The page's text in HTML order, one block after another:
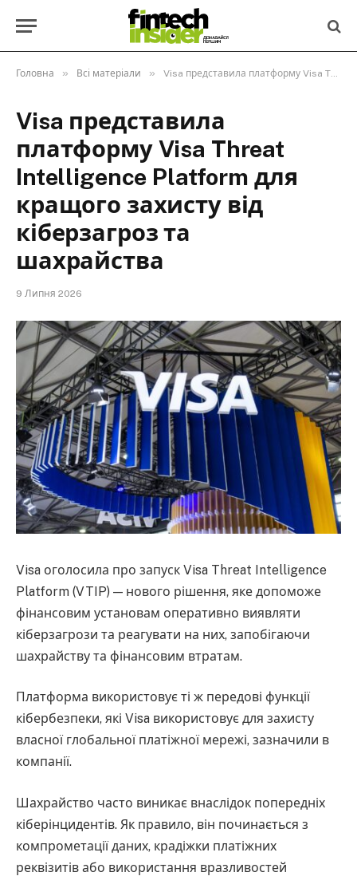
Головна » Всі матеріали » Visa представила платформу Visa Threat Intelligence Platform для кращого захисту від кіберзагроз та шахрайства
Visa представила
платформу Visa Threat
Intelligence Platform для
кращого захисту від
кіберзагроз та
шахрайства
9 Липня 2026
Visa оголосила про запуск Visa Threat Intelligence
Platform (VTIP) — нового рішення, яке допоможе
фінансовим установам оперативно виявляти
кіберзагрози та реагувати на них, запобігаючи
шахрайству та фінансовим втратам.
Платформа використовує ті ж передові функції
кібербезпеки, які Visa використовує для захисту
власної глобальної платіжної мережі, зазначили в
компанії.
Шахрайство часто виникає внаслідок попередніх
кіберінцидентів. Як правило, він починається з
компрометації даних, крадіжки платіжних
реквізитів або використання вразливостей